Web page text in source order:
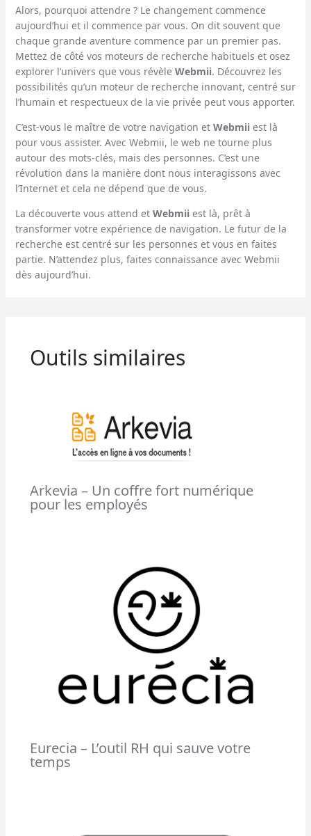
Alors, pourquoi attendre ? Le changement commence
aujourd’hui et il commence par vous. On dit souvent que
chaque grande aventure commence par un premier pas.
Mettez de côté vos moteurs de recherche habituels et osez
explorer l’univers que vous révèle Webmii. Découvrez les
possibilités qu’un moteur de recherche innovant, centré sur
l’humain et respectueux de la vie privée peut vous apporter.
C’est-vous le maître de votre navigation et Webmiiest là
pour vous assister. Avec Webmii, le web ne tourne plus
autour des mots-clés, mais des personnes. C’est une
révolution dans la manière dont nous interagissons avec
l’Internet et cela ne dépend que de vous.
La découverte vous attend et Webmiiest là, prêt à
transformer votre expérience de navigation. Le futur de la
recherche est centré sur les personnes et vous en faites
partie. N’attendez plus, faites connaissance avec Webmii
dès aujourd’hui.
Outils similaires
Arkevia – Un coffre fort numérique
pour les employés
Eurecia – L’outil RH qui sauve votre
temps